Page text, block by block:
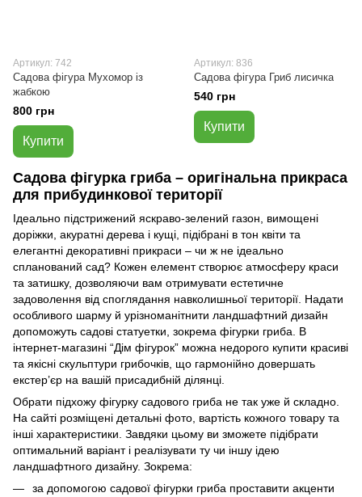
Артикул: 742
Садова фігура Мухомор із
жабкою
800 грн
Купити
Артикул: 836
Садова фігура Гриб лисичка
540 грн
Купити
Садова фігурка гриба – оригінальна прикраса
для прибудинкової території
Ідеально підстрижений яскраво-зелений газон, вимощені
доріжки, акуратні дерева і кущі, підібрані в тон квіти та
елегантні декоративні прикраси – чи ж не ідеально
спланований сад? Кожен елемент створює атмосферу краси
та затишку, дозволяючи вам отримувати естетичне
задоволення від споглядання навколишньої території. Надати
особливого шарму й урізноманітнити ландшафтний дизайн
допоможуть садові статуетки, зокрема фігурки гриба. В
інтернет-магазині “Дім фігурок” можна недорого купити красиві
та якісні скульптури грибочків, що гармонійно довершать
екстер’єр на вашій присадибній ділянці.
Обрати підхожу фігурку садового гриба не так уже й складно.
На сайті розміщені детальні фото, вартість кожного товару та
інші характеристики. Завдяки цьому ви зможете підібрати
оптимальний варіант і реалізувати ту чи іншу ідею
ландшафтного дизайну. Зокрема:
за допомогою садової фігурки гриба проставити акценти